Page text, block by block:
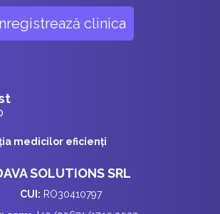
clinica
medicilor eficienţi
SOLUTIONS SRL
CUI: RO30410797